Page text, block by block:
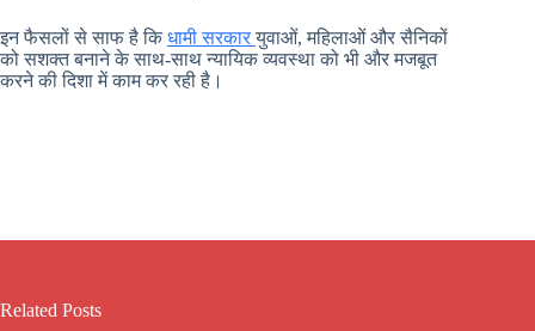
इन फैसलों से साफ है कि धामी सरकारयुवाओं, महिलाओं और सैनिकों
को सशक्त बनाने के साथ-साथ न्यायिक व्यवस्था को भी और मजबूत
करने की दिशा में काम कर रही है।
Related Posts